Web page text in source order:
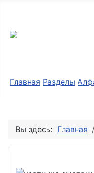
Главная Разделы
Вы здесь: Главная